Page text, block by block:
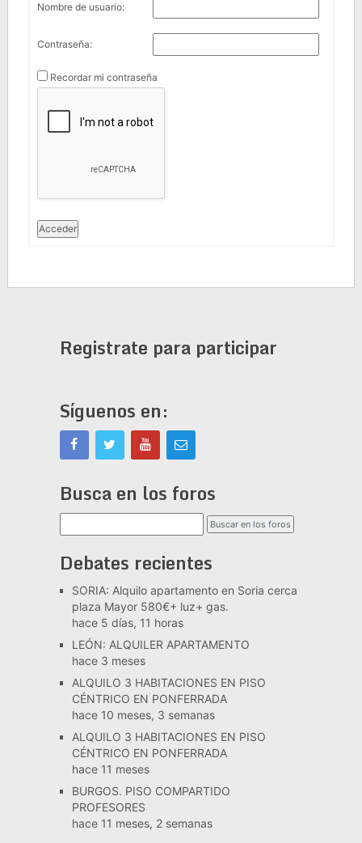
Nombre de usuario:
Contraseña:
Recordar mi contraseña
Acceder
Registrate para participar
Síguenos en:
Busca en los foros
Debates recientes
SORIA: Alquilo apartamento en Soria cerca
plaza Mayor 580€+ luz+ gas.
hace 5 días, 11 horas
LEÓN: ALQUILER APARTAMENTO
hace 3 meses
ALQUILO 3 HABITACIONES EN PISO
CÉNTRICO EN PONFERRADA
hace 10 meses, 3 semanas
ALQUILO 3 HABITACIONES EN PISO
CÉNTRICO EN PONFERRADA
hace 11 meses
BURGOS. PISO COMPARTIDO
PROFESORES
hace 11 meses, 2 semanas